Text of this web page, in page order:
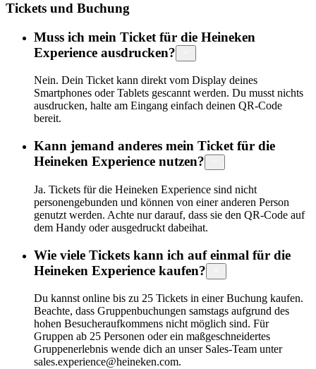
Tickets und Buchung
Muss ich mein Ticket für die Heineken
Experience ausdrucken?
Nein. Dein Ticket kann direkt vom Display deines
Smartphones oder Tablets gescannt werden. Du musst nichts
ausdrucken, halte am Eingang einfach deinen QR-Code
bereit.
Kann jemand anderes mein Ticket für die
Heineken Experience nutzen?
Ja. Tickets für die Heineken Experience sind nicht
personengebunden und können von einer anderen Person
genutzt werden. Achte nur darauf, dass sie den QR-Code auf
dem Handy oder ausgedruckt dabeihat.
Wie viele Tickets kann ich auf einmal für die
Heineken Experience kaufen?
Du kannst online bis zu 25 Tickets in einer Buchung kaufen.
Beachte, dass Gruppenbuchungen samstags aufgrund des
hohen Besucheraufkommens nicht möglich sind. Für
Gruppen ab 25 Personen oder ein maßgeschneidertes
Gruppenerlebnis wende dich an unser Sales-Team unter
sales.experience@heineken.com.